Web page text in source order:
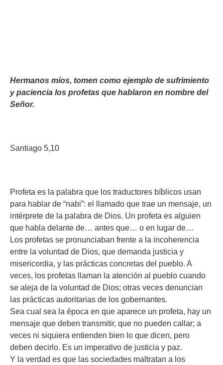
Hermanos míos, tomen como ejemplo de sufrimiento
y paciencia los profetas que hablaron en nombre del
Señor.
Santiago 5,10
Profeta es la palabra que los traductores bíblicos usan
para hablar de “nabi”: el llamado que trae un mensaje, un
intérprete de la palabra de Dios. Un profeta es alguien
que habla delante de… antes que… o en lugar de…
Los profetas se pronunciaban frente a la incoherencia
entre la voluntad de Dios, que demanda justicia y
misericordia, y las prácticas concretas del pueblo. A
veces, los profetas llaman la atención al pueblo cuando
se aleja de la voluntad de Dios; otras veces denuncian
las prácticas autoritarias de los gobernantes.
Sea cual sea la época en que aparece un profeta, hay un
mensaje que deben transmitir, que no pueden callar; a
veces ni siquiera entienden bien lo que dicen, pero
deben decirlo. Es un imperativo de justicia y paz.
Y la verdad es que las sociedades maltratan a los